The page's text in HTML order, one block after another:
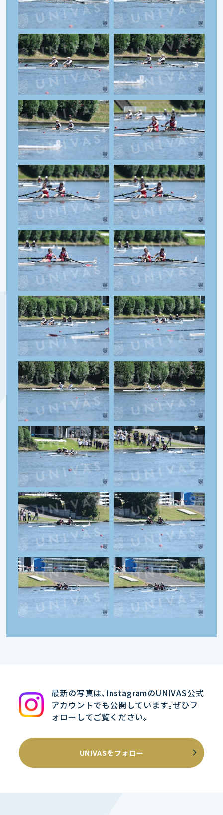
最新の写真は､InstagramのUNIVAS公式
アカウントでも公開しています｡ぜひフ
ォローしてご覧ください｡
UNIVASをフォロー